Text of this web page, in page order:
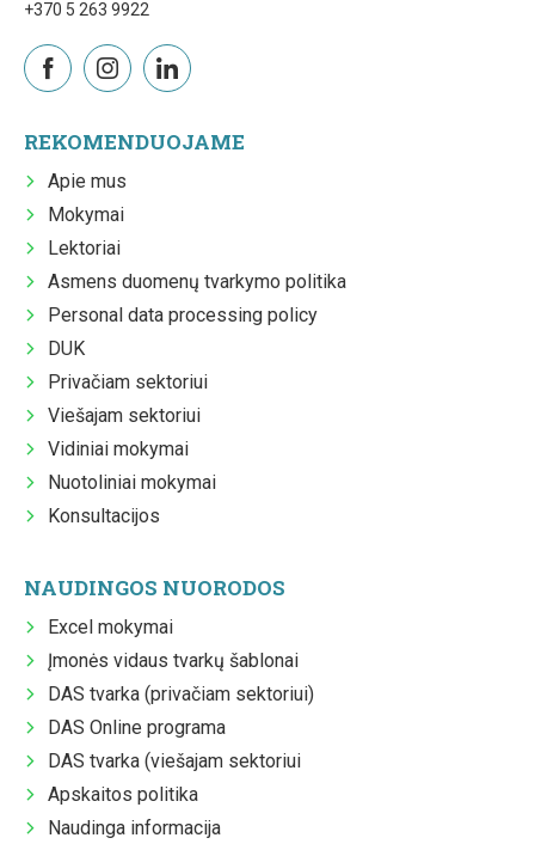
+370 5 263 9922
REKOMENDUOJAME
Apie mus
Mokymai
Lektoriai
Asmens duomenų tvarkymo politika
Personal data processing policy
DUK
Privačiam sektoriui
Viešajam sektoriui
Vidiniai mokymai
Nuotoliniai mokymai
Konsultacijos
NAUDINGOS NUORODOS
Excel mokymai
Įmonės vidaus tvarkų šablonai
DAS tvarka (privačiam sektoriui)
DAS Online programa
DAS tvarka (viešajam sektoriui
Apskaitos politika
Naudinga informacija